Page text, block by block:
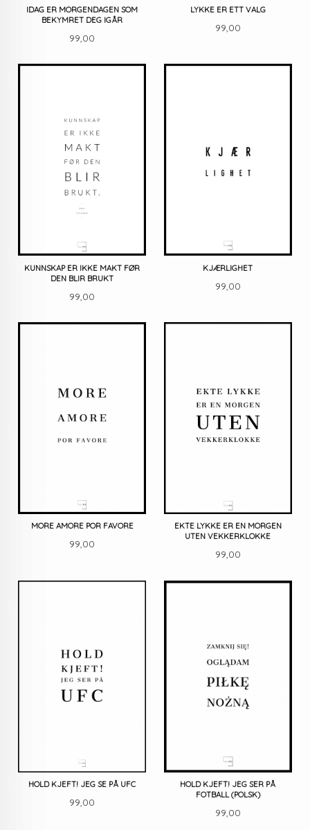
IDAG ER MORGENDAGEN SOM
BEKYMRET DEG IGÅR
Pris
99,00
LYKKE ER ETT VALG
Pris
99,00
KUNNSKAP ER IKKE MAKT FØR
DEN BLIR BRUKT
Pris
99,00
KJÆRLIGHET
Pris
99,00
MORE AMORE POR FAVORE
Pris
99,00
EKTE LYKKE ER EN MORGEN
UTEN VEKKERKLOKKE
Pris
99,00
HOLD KJEFT! JEG SE PÅ UFC
Pris
99,00
HOLD KJEFT! JEG SER PÅ
FOTBALL (POLSK)
Pris
99,00